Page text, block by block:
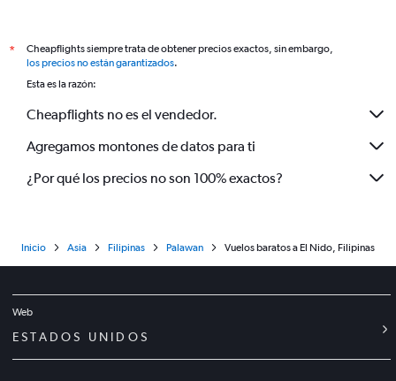
*
Cheapflights siempre trata de obtener precios exactos, sin embargo,
los precios no están garantizados.
Esta es la razón:
Cheapflights no es el vendedor.
Agregamos montones de datos para ti
¿Por qué los precios no son 100% exactos?
Inicio Asia Filipinas Palawan Vuelos baratos a El Nido, Filipinas
Web
ESTADOS UNIDOS